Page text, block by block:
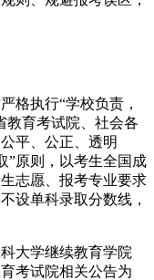
格执行“学校负责，
教育考试院、社会各
平、公正、透明
”原则，以考生全国成
志愿、报考专业要求
设单科录取分数线，
大学继续教育学院
考试院相关公告为